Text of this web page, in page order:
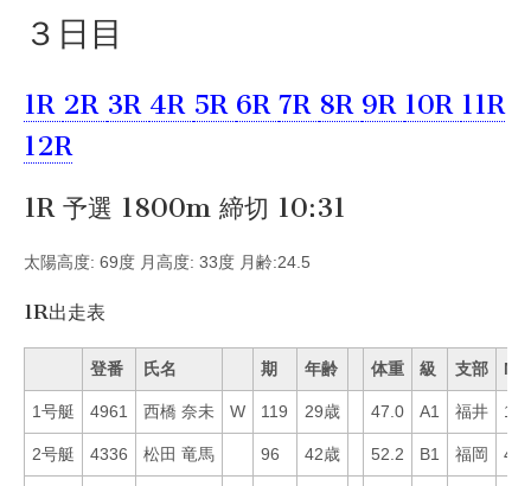
３日目
1R 2R 3R 4R 5R 6R 7R 8R 9R 10R 11R
12R
1R 予選 1800m 締切 10:31
太陽高度: 69度 月高度: 33度 月齢:24.5
1R出走表
登番 氏名 期 年齢 体重 級 支部 Mo
1号艇 4961 西橋 奈未 W 119 29歳 47.0 A1 福井 19
2号艇 4336 松田 竜馬 96 42歳 52.2 B1 福岡 46